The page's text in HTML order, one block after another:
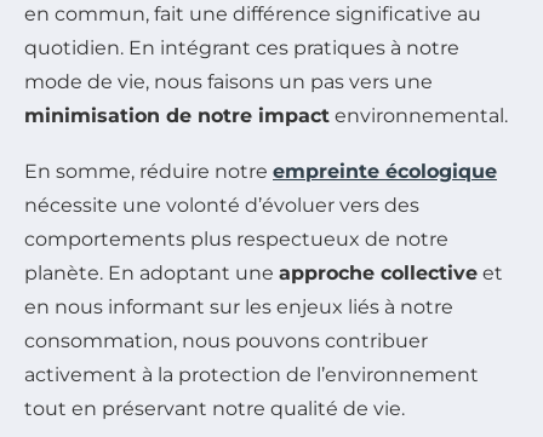
en commun, fait une différence significative au
quotidien. En intégrant ces pratiques à notre
mode de vie, nous faisons un pas vers une
minimisation de notre impact environnemental.
En somme, réduire notre empreinte écologique
nécessite une volonté d’évoluer vers des
comportements plus respectueux de notre
planète. En adoptant une approche collective et
en nous informant sur les enjeux liés à notre
consommation, nous pouvons contribuer
activement à la protection de l’environnement
tout en préservant notre qualité de vie.